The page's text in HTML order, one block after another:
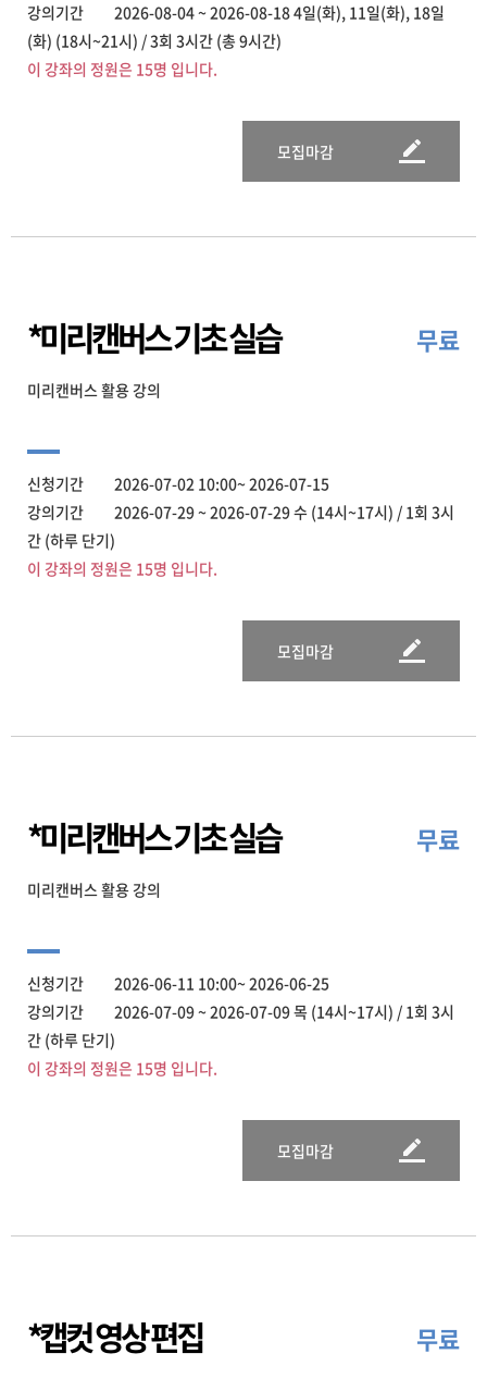
강의기간 2026-08-04 ~ 2026-08-18 4일(화), 11일(화), 18일
(화) (18시~21시) / 3회 3시간 (총 9시간)
이 강좌의 정원은 15명 입니다.
모집마감
*미리캔버스 기초 실습 무료
미리캔버스 활용 강의
신청기간 2026-07-02 10:00~ 2026-07-15
강의기간 2026-07-29 ~ 2026-07-29 수 (14시~17시) / 1회 3시
간 (하루 단기)
이 강좌의 정원은 15명 입니다.
모집마감
*미리캔버스 기초 실습 무료
미리캔버스 활용 강의
신청기간 2026-06-11 10:00~ 2026-06-25
강의기간 2026-07-09 ~ 2026-07-09 목 (14시~17시) / 1회 3시
간 (하루 단기)
이 강좌의 정원은 15명 입니다.
모집마감
*캡컷 영상 편집 무료